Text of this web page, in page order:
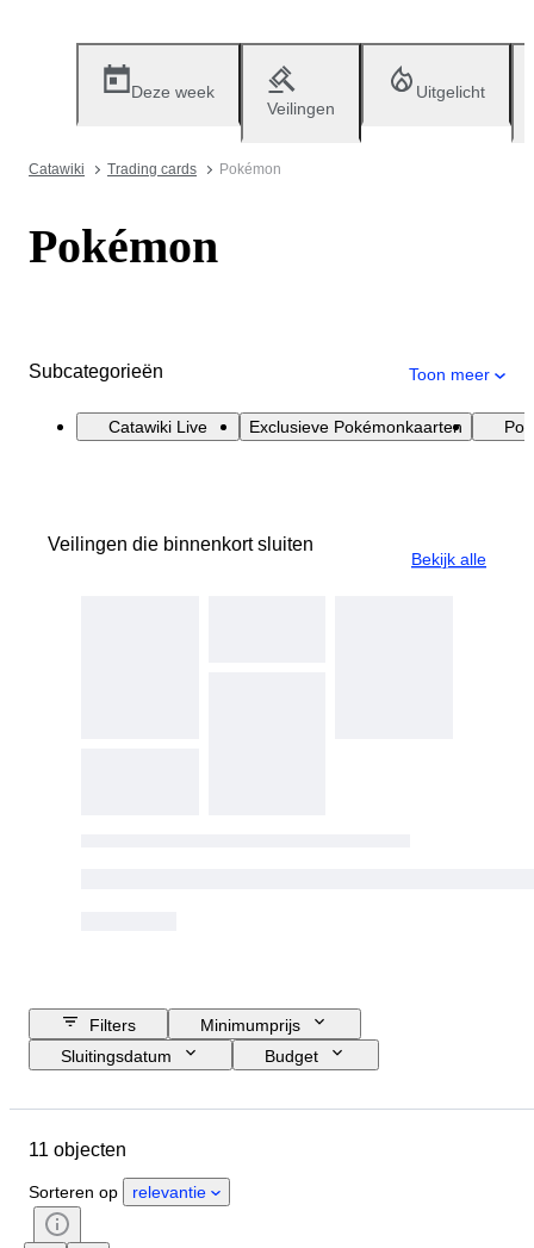
Deze week
Veilingen
Uitgelicht
Catawiki Trading cards Pokémon
Pokémon
Subcategorieën Toon meer
Catawiki Live Exclusieve Pokémonkaarten
Veilingen die binnenkort sluiten
Bekijk alle
Filters
Minimumprijs
Sluitingsdatum
Budget
Trading card set
Trading card game
Grade
Kenmerken trading card
Personage/figuur
11 objecten
Sorteren op relevantie